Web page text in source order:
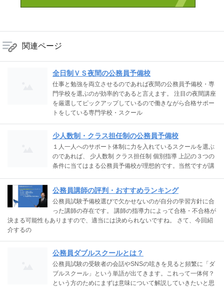
関連ページ
全日制ＶＳ夜間の公務員予備校
仕事と勉強を両立させるのであれば夜間の公務員予備校・専
門学校を選ぶのが効率的であると言えます。 注目の夜間講座
を厳選してピックアップしているので働きながら合格サポー
トをしている専門学校・スクール
少人数制・クラス担任制の公務員予備校
１人一人へのサポート体制に力を入れているスクールを選ぶ
のであれば、 少人数制 クラス担任制 個別指導 上記の３つの
条件に当てはまる公務員予備校が理想的です。当然ですが講
公務員講師の評判・おすすめランキング
公務員試験予備校選びで欠かせないのが自分の学習方針に合
った講師の存在です。 講師の指導力によって合格・不合格が
決まる可能性もありますので、適当には決められないですね。 さて、今回紹
介するの
公務員ダブルスクールとは？
公務員試験の受験者の会話やSNSの呟きを見ると頻繁に「ダ
ブルスクール」という単語が出てきます。これって一体何？
という方のためにまずは意味について解説していきたいと思